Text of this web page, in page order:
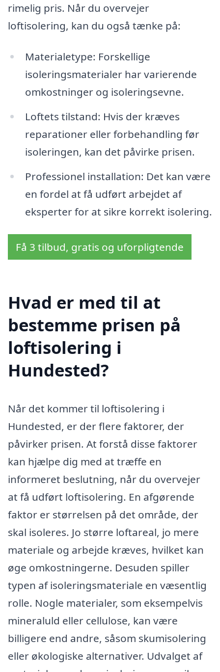
rimelig pris. Når du overvejer
loftisolering, kan du også tænke på:
Materialetype: Forskellige
isoleringsmaterialer har varierende
omkostninger og isoleringsevne.
Loftets tilstand: Hvis der kræves
reparationer eller forbehandling før
isoleringen, kan det påvirke prisen.
Professionel installation: Det kan være
en fordel at få udført arbejdet af
eksperter for at sikre korrekt isolering.
Få 3 tilbud, gratis og uforpligtende
Hvad er med til at
bestemme prisen på
loftisolering i
Hundested?
Når det kommer til loftisolering i
Hundested, er der flere faktorer, der
påvirker prisen. At forstå disse faktorer
kan hjælpe dig med at træffe en
informeret beslutning, når du overvejer
at få udført loftisolering. En afgørende
faktor er størrelsen på det område, der
skal isoleres. Jo større loftareal, jo mere
materiale og arbejde kræves, hvilket kan
øge omkostningerne. Desuden spiller
typen af isoleringsmateriale en væsentlig
rolle. Nogle materialer, som eksempelvis
mineraluld eller cellulose, kan være
billigere end andre, såsom skumisolering
eller økologiske alternativer. Udvalget af